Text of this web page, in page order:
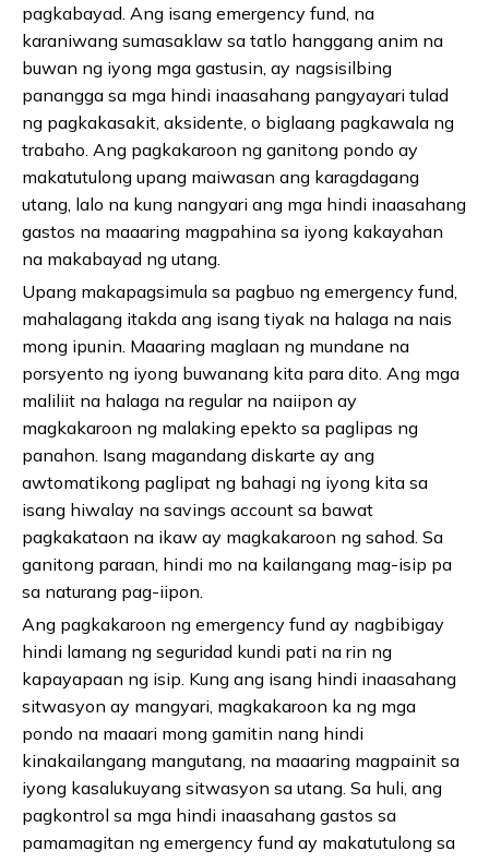
pagkabayad. Ang isang emergency fund, na
karaniwang sumasaklaw sa tatlo hanggang anim na
buwan ng iyong mga gastusin, ay nagsisilbing
panangga sa mga hindi inaasahang pangyayari tulad
ng pagkakasakit, aksidente, o biglaang pagkawala ng
trabaho. Ang pagkakaroon ng ganitong pondo ay
makatutulong upang maiwasan ang karagdagang
utang, lalo na kung nangyari ang mga hindi inaasahang
gastos na maaaring magpahina sa iyong kakayahan
na makabayad ng utang.
Upang makapagsimula sa pagbuo ng emergency fund,
mahalagang itakda ang isang tiyak na halaga na nais
mong ipunin. Maaaring maglaan ng mundane na
porsyento ng iyong buwanang kita para dito. Ang mga
maliliit na halaga na regular na naiipon ay
magkakaroon ng malaking epekto sa paglipas ng
panahon. Isang magandang diskarte ay ang
awtomatikong paglipat ng bahagi ng iyong kita sa
isang hiwalay na savings account sa bawat
pagkakataon na ikaw ay magkakaroon ng sahod. Sa
ganitong paraan, hindi mo na kailangang mag-isip pa
sa naturang pag-iipon.
Ang pagkakaroon ng emergency fund ay nagbibigay
hindi lamang ng seguridad kundi pati na rin ng
kapayapaan ng isip. Kung ang isang hindi inaasahang
sitwasyon ay mangyari, magkakaroon ka ng mga
pondo na maaari mong gamitin nang hindi
kinakailangang mangutang, na maaaring magpainit sa
iyong kasalukuyang sitwasyon sa utang. Sa huli, ang
pagkontrol sa mga hindi inaasahang gastos sa
pamamagitan ng emergency fund ay makatutulong sa